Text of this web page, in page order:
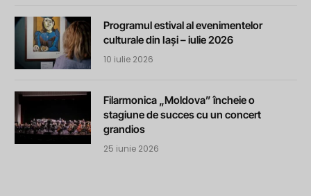
Programul estival al evenimentelor
culturale din Iași – iulie 2026
10 iulie 2026
Filarmonica „Moldova” încheie o
stagiune de succes cu un concert
grandios
25 iunie 2026